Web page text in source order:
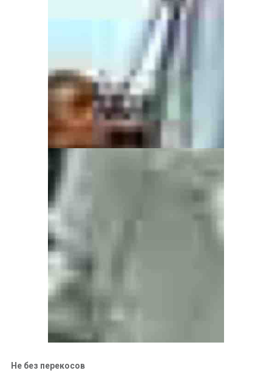
Не без перекосов